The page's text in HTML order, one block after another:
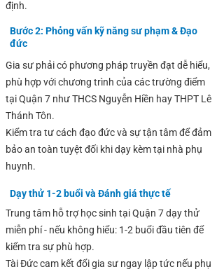
định.​
Bước 2: Phỏng vấn kỹ năng sư phạm & Đạo
đức
Gia sư phải có phương pháp truyền đạt dễ hiểu,
phù hợp với chương trình của các trường điểm
tại Quận 7 như THCS Nguyễn Hiền hay THPT Lê
Thánh Tôn.
Kiểm tra tư cách đạo đức và sự tận tâm để đảm
bảo an toàn tuyệt đối khi dạy kèm tại nhà phụ
huynh.
Dạy thử 1-2 buổi và Đánh giá thực tế
Trung tâm hỗ trợ học sinh tại Quận 7 dạy thử
miễn phí - nếu không hiểu: 1-2 buổi đầu tiên để
kiểm tra sự phù hợp.
Tài Đức cam kết đổi gia sư ngay lập tức nếu phụ